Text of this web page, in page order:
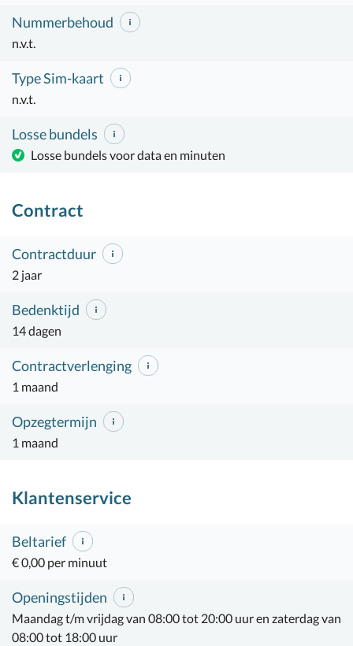
Nummerbehoud
n.v.t.
Type Sim-kaart
n.v.t.
Losse bundels
Losse bundels voor data en minuten
Contract
Contractduur
2 jaar
Bedenktijd
14 dagen
Contractverlenging
1 maand
Opzegtermijn
1 maand
Klantenservice
Beltarief
€ 0,00 per minuut
Openingstijden
Maandag t/m vrijdag van 08:00 tot 20:00 uur en zaterdag van
08:00 tot 18:00 uur